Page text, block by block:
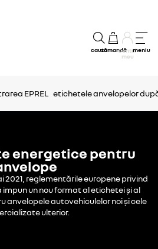
cautăcomandăContul
meu
meniu
EPREL etichetele anvelopelor
energetice pentru
2021, reglementările europene privind
un nou format al etichetei și al
anvelopele autovehiculelor noi și cele
ulterior.